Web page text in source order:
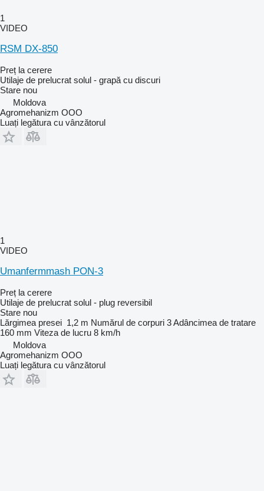
1
VIDEO
RSM DX-850
Preț la cerere
Utilaje de prelucrat solul - grapă cu discuri
Stare nou
Moldova
Agromehanizm OOO
Luați legătura cu vânzătorul
1
VIDEO
Umanfermmash PON-3
Preț la cerere
Utilaje de prelucrat solul - plug reversibil
Stare nou
Lărgimea presei 1,2 m Numărul de corpuri 3Adâncimea de tratare
160 mm Viteza de lucru 8 km/h
Moldova
Agromehanizm OOO
Luați legătura cu vânzătorul